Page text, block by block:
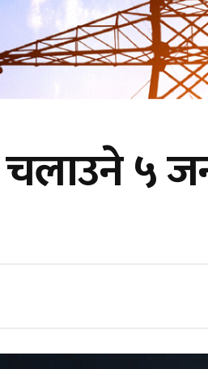
चलाउने ५